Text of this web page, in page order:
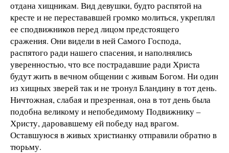
отдана хищникам. Вид девушки, будто распятой на
кресте и не перестававшей громко молиться, укреплял
ее сподвижников перед лицом предстоящего
сражения. Они видели в ней Самого Господа,
распятого ради нашего спасения, и наполнялись
уверенностью, что все пострадавшие ради Христа
будут жить в вечном общении с живым Богом. Ни один
из хищных зверей так и не тронул Бландину в тот день.
Ничтожная, слабая и презренная, она в тот день была
подобна великому и непобедимому Подвижнику –
Христу, даровавшему ей победу над врагом.
Оставшуюся в живых христианку отправили обратно в
тюрьму.